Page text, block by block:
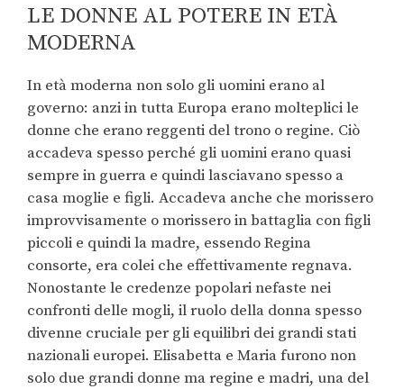
LE DONNE AL POTERE IN ETÀ
MODERNA
In età moderna non solo gli uomini erano al
governo: anzi in tutta Europa erano molteplici le
donne che erano reggenti del trono o regine. Ciò
accadeva spesso perché gli uomini erano quasi
sempre in guerra e quindi lasciavano spesso a
casa moglie e figli. Accadeva anche che morissero
improvvisamente o morissero in battaglia con figli
piccoli e quindi la madre, essendo Regina
consorte, era colei che effettivamente regnava.
Nonostante le credenze popolari nefaste nei
confronti delle mogli, il ruolo della donna spesso
divenne cruciale per gli equilibri dei grandi stati
nazionali europei. Elisabetta e Maria furono non
solo due grandi donne ma regine e madri, una del